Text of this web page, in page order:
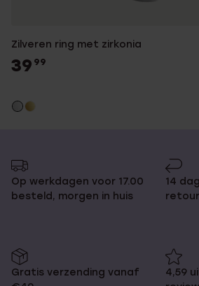
Zilveren ring met zirkonia
39 99
Op werkdagen voor 17.00
besteld, morgen in huis
14
Gratis verzending vanaf
4,59